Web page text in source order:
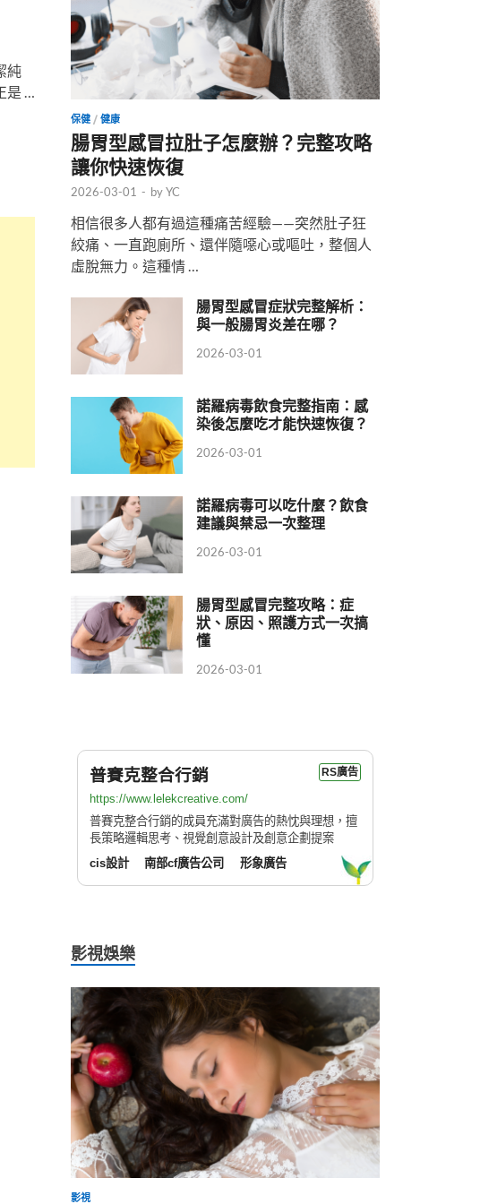
純
…
保健 /健康
腸胃型感冒拉肚子怎麼辦？完整攻略
讓你快速恢復
2026-03-01 - byYC
相信很多人都有過這種痛苦經驗——突然肚子狂
絞痛、一直跑廁所、還伴隨噁心或嘔吐，整個人
虛脫無力。這種情 …
腸胃型感冒症狀完整解析：
與一般腸胃炎差在哪？
2026-03-01
諾羅病毒飲食完整指南：感
染後怎麼吃才能快速恢復？
2026-03-01
諾羅病毒可以吃什麼？飲食
建議與禁忌一次整理
2026-03-01
腸胃型感冒完整攻略：症
狀、原因、照護方式一次搞
懂
2026-03-01
普賽克整合行銷 RS廣告
https://www.lelekcreative.com/
普賽克整合行銷的成員充滿對廣告的熱忱與理想，擅
長策略邏輯思考、視覺創意設計及創意企劃提案
cis設計
南部cf廣告公司 形象廣告
影視娛樂
影視